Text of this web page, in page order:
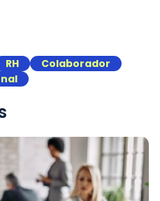
RH
Colaborador